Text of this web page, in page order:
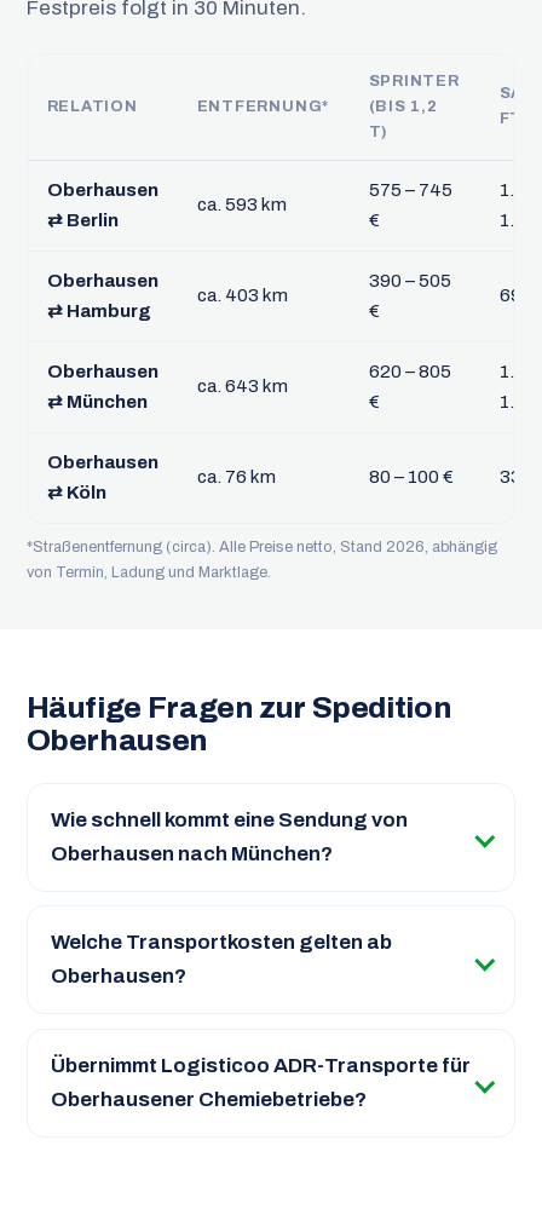
Festpreis folgt in 30 Minuten.
RELATION ENTFERNUNG*
SPRINTER
(BIS 1,2
T)
FTL
Oberhausen
⇄ Berlin
ca. 593 km
575 – 745
€
Oberhausen
⇄ Hamburg
ca. 403 km
390 – 505
€
690
Oberhausen
⇄ München
ca. 643 km
620 – 805
€
Oberhausen
⇄ Köln
ca. 76 km 80 – 100 € 335
*Straßenentfernung (circa). Alle Preise netto, Stand 2026, abhängig
von Termin, Ladung und Marktlage.
Häufige Fragen zur Spedition
Oberhausen
Wie schnell kommt eine Sendung von
Oberhausen nach München?
Welche Transportkosten gelten ab
Oberhausen?
Übernimmt Logisticoo ADR-Transporte für
Oberhausener Chemiebetriebe?